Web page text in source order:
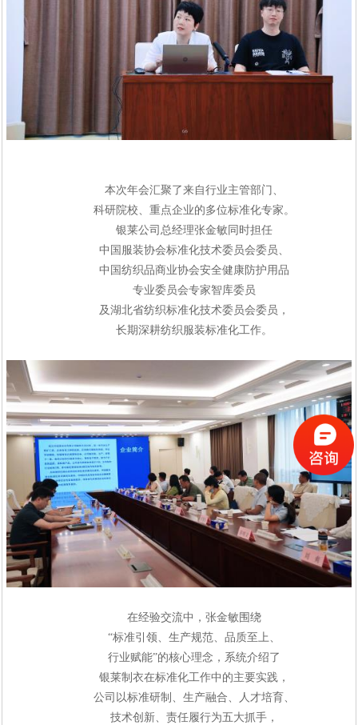
本次年会汇聚了来自行业主管部门、
科研院校、重点企业的多位标准化专家。
银莱公司总经理张金敏同时担任
中国服装协会标准化技术委员会委员、
中国纺织品商业协会安全健康防护用品
专业委员会专家智库委员
及湖北省纺织标准化技术委员会委员，
长期深耕纺织服装标准化工作。
在经验交流中，张金敏围绕
“标准引领、生产规范、品质至上、
行业赋能”的核心理念，系统介绍了
银莱制衣在标准化工作中的主要实践，
公司以标准研制、生产融合、人才培育、
技术创新、责任履行为五大抓手，